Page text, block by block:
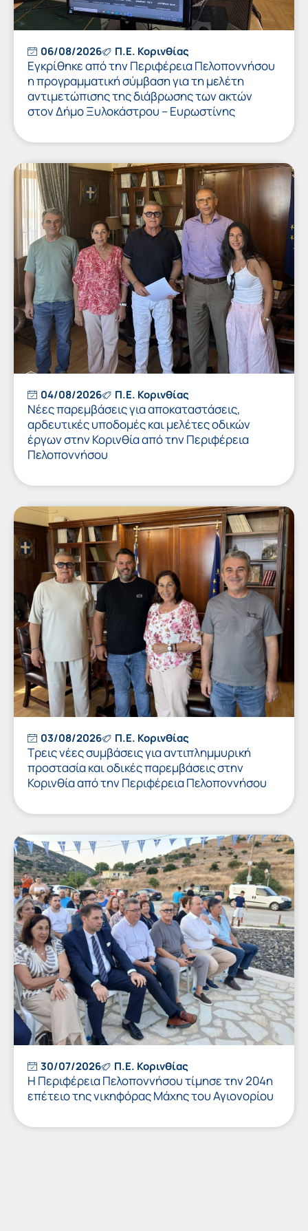
06/08/2026 Π.Ε. Κορινθίας
Εγκρίθηκε από την Περιφέρεια Πελοποννήσου
η προγραμματική σύμβαση για τη μελέτη
αντιμετώπισης της διάβρωσης των ακτών
στον Δήμο Ξυλοκάστρου – Ευρωστίνης
04/08/2026 Π.Ε. Κορινθίας
Νέες παρεμβάσεις για αποκαταστάσεις,
αρδευτικές υποδομές και μελέτες οδικών
έργων στην Κορινθία από την Περιφέρεια
Πελοποννήσου
03/08/2026 Π.Ε. Κορινθίας
Τρεις νέες συμβάσεις για αντιπλημμυρική
προστασία και οδικές παρεμβάσεις στην
Κορινθία από την Περιφέρεια Πελοποννήσου
30/07/2026 Π.Ε. Κορινθίας
Η Περιφέρεια Πελοποννήσου τίμησε την 204η
επέτειο της νικηφόρας Μάχης του Αγιονορίου